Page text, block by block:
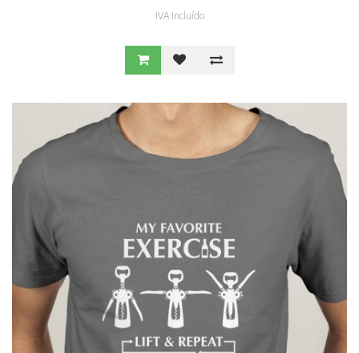
IVA Incluído